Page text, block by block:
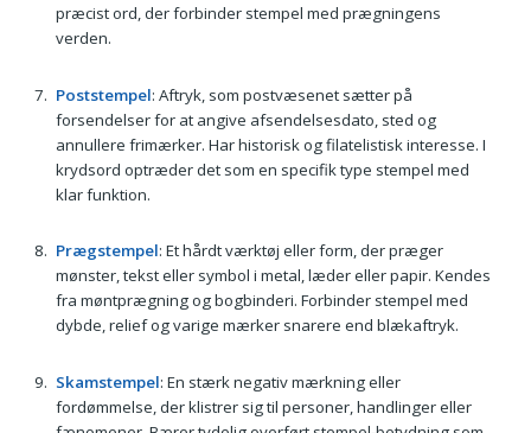
præcist ord, der forbinder stempel med prægningens
verden.
Poststempel: Aftryk, som postvæsenet sætter på
forsendelser for at angive afsendelsesdato, sted og
annullere frimærker. Har historisk og filatelistisk interesse. I
krydsord optræder det som en specifik type stempel med
klar funktion.
Prægstempel: Et hårdt værktøj eller form, der præger
mønster, tekst eller symbol i metal, læder eller papir. Kendes
fra møntprægning og bogbinderi. Forbinder stempel med
dybde, relief og varige mærker snarere end blækaftryk.
Skamstempel: En stærk negativ mærkning eller
fordømmelse, der klistrer sig til personer, handlinger eller